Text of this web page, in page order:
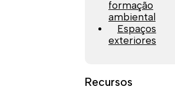
formação
ambiental
Espaços
exteriores
Recursos